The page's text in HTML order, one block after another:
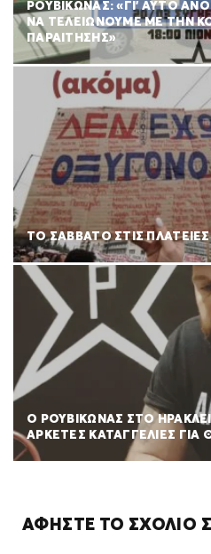
ΡΟΥΒΊΚΩΝΑΣ: «ΓΙ’ ΑΥΤΌ
ΝΑ ΤΕΛΕΙΏΝΟΥΜΕ ΜΕ ΤΗΝ
ΠΑΡΑΊΤΗΣΗΣ»
ΤΟ ΣΑΒΒΑΤΟ ΣΤΙΣ
Ο ΡΟΥΒΙΚΩΝΑΣ ΣΤΟ
ΑΡΚΕΤΕΣ ΚΑΤΑΓΓΕΛΙΕΣ
ΑΦΉΣΤΕ ΤΟ ΣΧΌΛΙΌ